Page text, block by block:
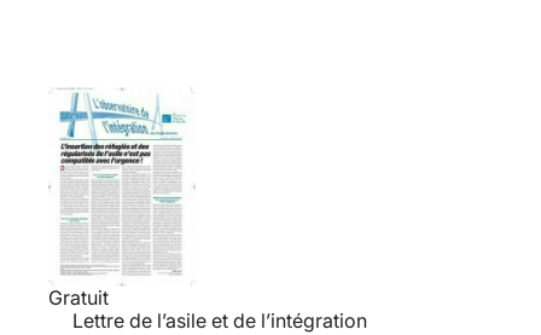
Gratuit
Lettre de l’asile et de l’intégration